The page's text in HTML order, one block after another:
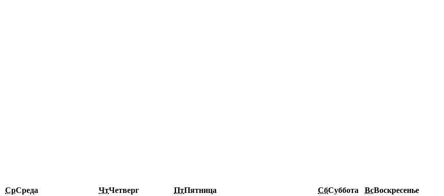
СрСреда ЧтЧетверг ПтПятница СбСуббота ВсВоскресенье